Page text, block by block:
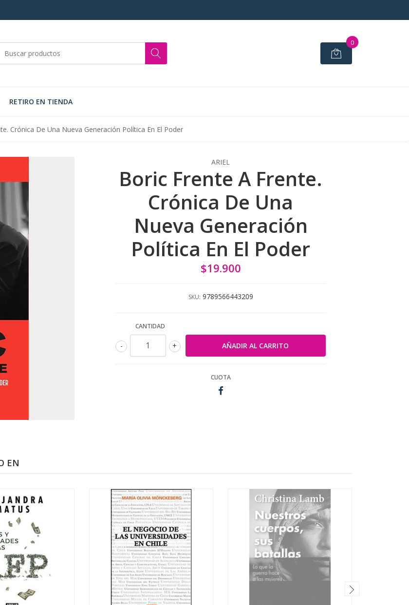
0
RETIRO EN TIENDA
Crónica De Una Nueva Generación Política En El Poder
ARIEL
Boric Frente A Frente.
Crónica De Una
Nueva Generación
Política En El Poder
$19.900
SKU: 9789566443209
CANTIDAD
+
-
CUOTA
EN